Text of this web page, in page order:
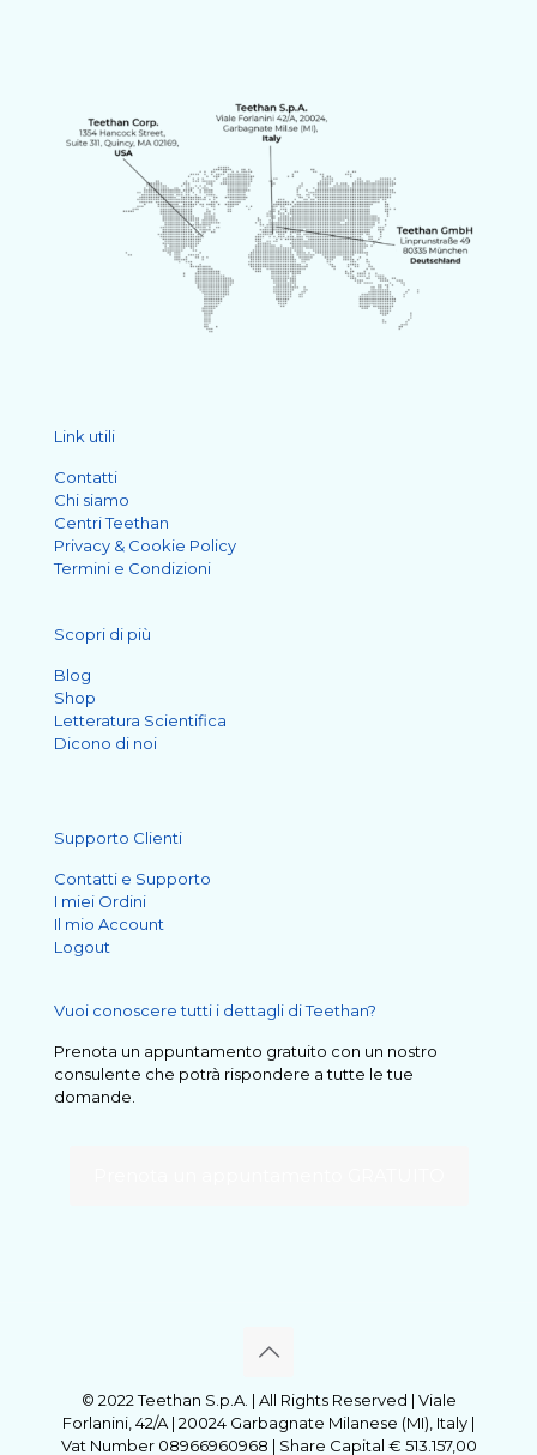
Link utili
Contatti
Chi siamo
Centri Teethan
Privacy & Cookie Policy
Termini e Condizioni
Scopri di più
Blog
Shop
Letteratura Scientifica
Dicono di noi
Supporto Clienti
Contatti e Supporto
I miei Ordini
Il mio Account
Logout
Vuoi conoscere tutti i dettagli di Teethan?
Prenota un appuntamento gratuito con un nostro
consulente che potrà rispondere a tutte le tue
domande.
© 2022 Teethan S.p.A. | All Rights Reserved | Viale
Forlanini, 42/A | 20024 Garbagnate Milanese (MI), Italy |
Vat Number 08966960968 | Share Capital € 513.157,00